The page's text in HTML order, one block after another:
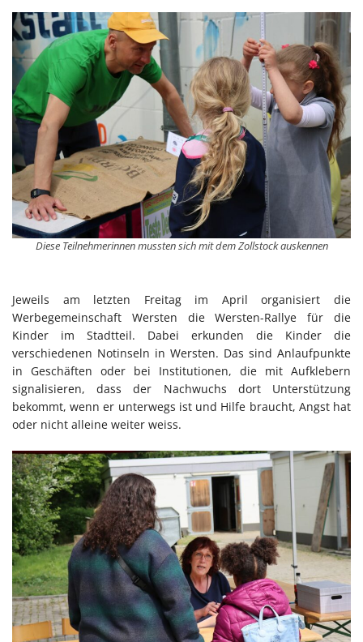
Diese Teilnehmerinnen mussten sich mit dem Zollstock auskennen
Jeweils am letzten Freitag im April organisiert die
Werbegemeinschaft Wersten die Wersten-Rallye für die
Kinder im Stadtteil. Dabei erkunden die Kinder die
verschiedenen Notinseln in Wersten. Das sind Anlaufpunkte
in Geschäften oder bei Institutionen, die mit Aufklebern
signalisieren, dass der Nachwuchs dort Unterstützung
bekommt, wenn er unterwegs ist und Hilfe braucht, Angst hat
oder nicht alleine weiter weiss.